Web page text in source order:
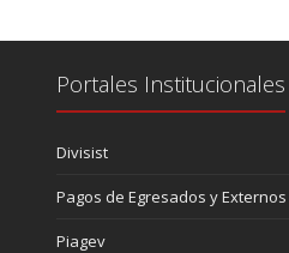
Portales Institucionales
Divisist
Pagos de Egresados y Externos
Piagev